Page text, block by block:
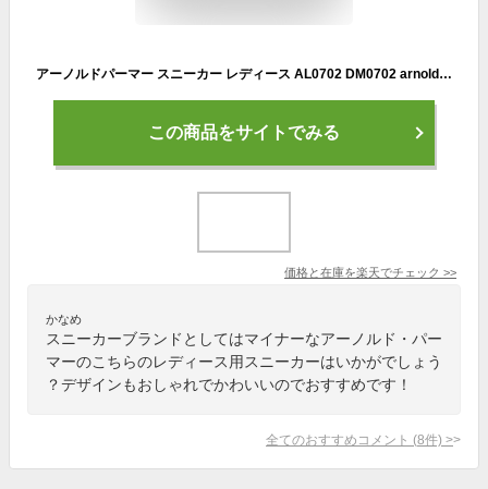
アーノルドパーマー スニーカー レディース AL0702 DM0702 arnold palmer 白スニーカー 白靴
この商品をサイトでみる
価格と在庫を楽天でチェック >>
かなめ
スニーカーブランドとしてはマイナーなアーノルド・パー
マーのこちらのレディース用スニーカーはいかがでしょう
？デザインもおしゃれでかわいいのでおすすめです！
全てのおすすめコメント (8件) >